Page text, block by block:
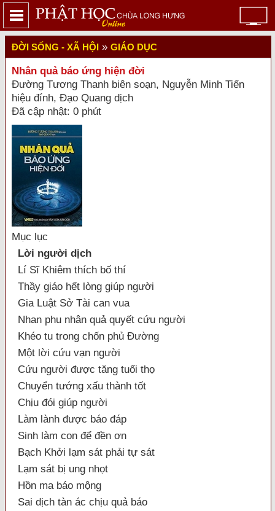
ĐỜI SỐNG - XÃ HỘI » GIÁO DỤC
Nhân quả báo ứng hiện đời
Đường Tương Thanh biên soạn, Nguyễn Minh Tiến
hiệu đính, Đạo Quang dịch
Đã cập nhật: 0 phút
Mục lục
Lời người dịch
Lí Sĩ Khiêm thích bố thí
Thầy giáo hết lòng giúp người
Gia Luật Sở Tài can vua
Nhan phu nhân quả quyết cứu người
Khéo tu trong chốn phủ Đường
Một lời cứu vạn người
Cứu người được tăng tuổi thọ
Chuyển tướng xấu thành tốt
Chịu đói giúp người
Làm lành được báo đáp
Sinh làm con để đền ơn
Bạch Khởi lạm sát phải tự sát
Lạm sát bị ung nhọt
Hồn ma báo mộng
Sai dịch tàn ác chịu quả báo